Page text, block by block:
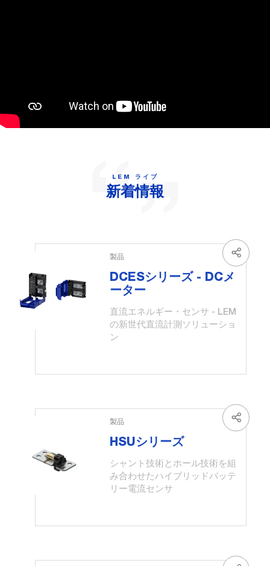
LEM ライブ
新着情報
製品
DCESシリーズ - DCメ
ーター
直流エネルギー・センサ - LEM
の新世代直流計測ソリューショ
ン
製品
HSUシリーズ
シャント技術とホール技術を組
み合わせたハイブリッドバッテ
リー電流センサ